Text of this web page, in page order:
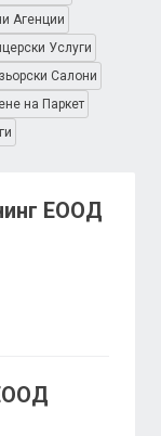
Агенции
Услуги
Салони
на Паркет
ЕООД